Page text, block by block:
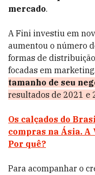
mercado.
A Fini investiu em
aumentou o número
formas de
focadas em
tamanho de seu
resultados de 2021 e
Os calçados do
compras na Ásia. A
Por quê?
Para acompanhar o